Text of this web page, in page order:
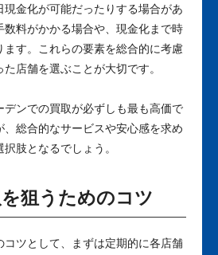
金化が可能だったりする場合があ
数料がかかる場合や、現金化まで時
ます。これらの要素を総合的に考慮
店舗を選ぶことが大切です。
デンでの買取が必ずしも最も高価で
、総合的なサービスや安心感を求め
肢となるでしょう。
狙うためのコツ
コツとして、まずは定期的に各店舗